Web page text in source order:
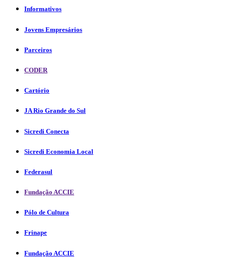
Informativos
Jovens Empresários
Parceiros
CODER
Cartório
JA Rio Grande do Sul
Sicredi Conecta
Sicredi Economia Local
Federasul
Fundação ACCIE
Pólo de Cultura
Frinape
Fundação ACCIE